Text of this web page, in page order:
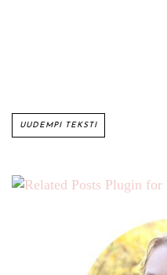
UUDEMPI TEKSTI